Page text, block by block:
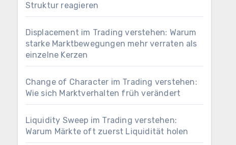
Struktur reagieren
Displacement im Trading verstehen: Warum
starke Marktbewegungen mehr verraten als
einzelne Kerzen
Change of Character im Trading verstehen:
Wie sich Marktverhalten früh verändert
Liquidity Sweep im Trading verstehen:
Warum Märkte oft zuerst Liquidität holen